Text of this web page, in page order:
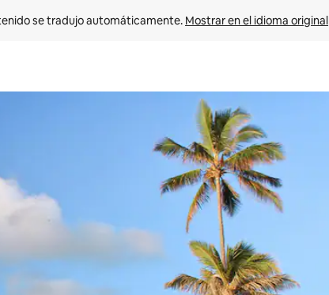
se tradujo automáticamente. Mostrar en el idioma original